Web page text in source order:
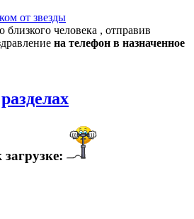
близкого человека , отправив
на телефон в назначенное